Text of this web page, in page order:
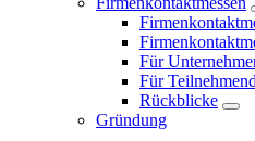
Für
Für
Rückblicke
Gründung